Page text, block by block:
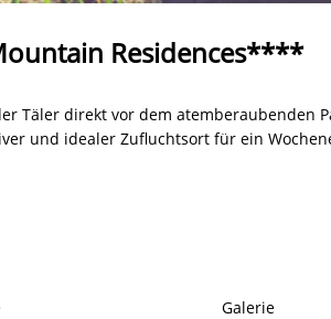
Residences****
Täler direkt vor dem atemberaubenden
und idealer Zufluchtsort für ein
Galerie